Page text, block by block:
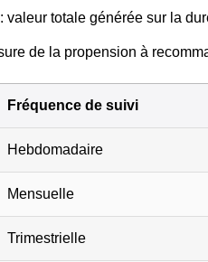
: valeur totale générée sur la
de la propension à
Fréquence de suivi
Hebdomadaire
Mensuelle
Trimestrielle